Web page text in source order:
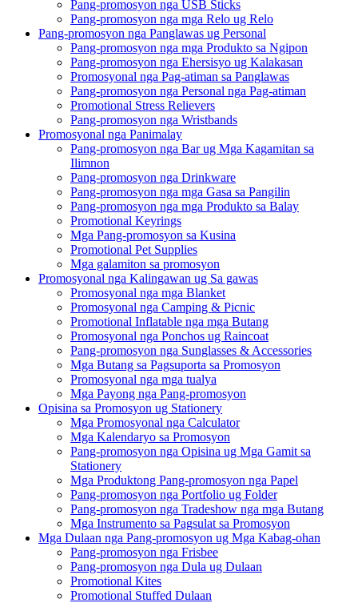
Pang-promosyon nga USB Sticks
Pang-promosyon nga mga Relo ug Relo
Pang-promosyon nga Panglawas ug Personal
Pang-promosyon nga mga Produkto sa Ngipon
Pang-promosyon nga Ehersisyo ug Kalakasan
Promosyonal nga Pag-atiman sa Panglawas
Pang-promosyon nga Personal nga Pag-atiman
Promotional Stress Relievers
Pang-promosyon nga Wristbands
Promosyonal nga Panimalay
Pang-promosyon nga Bar ug Mga Kagamitan sa
Ilimnon
Pang-promosyon nga Drinkware
Pang-promosyon nga mga Gasa sa Pangilin
Pang-promosyon nga mga Produkto sa Balay
Promotional Keyrings
Mga Pang-promosyon sa Kusina
Promotional Pet Supplies
Mga galamiton sa promosyon
Promosyonal nga Kalingawan ug Sa gawas
Promosyonal nga mga Blanket
Promosyonal nga Camping & Picnic
Promotional Inflatable nga mga Butang
Promosyonal nga Ponchos ug Raincoat
Pang-promosyon nga Sunglasses & Accessories
Mga Butang sa Pagsuporta sa Promosyon
Promosyonal nga mga tualya
Mga Payong nga Pang-promosyon
Opisina sa Promosyon ug Stationery
Mga Promosyonal nga Calculator
Mga Kalendaryo sa Promosyon
Pang-promosyon nga Opisina ug Mga Gamit sa
Stationery
Mga Produktong Pang-promosyon nga Papel
Pang-promosyon nga Portfolio ug Folder
Pang-promosyon nga Tradeshow nga mga Butang
Mga Instrumento sa Pagsulat sa Promosyon
Mga Dulaan nga Pang-promosyon ug Mga Kabag-ohan
Pang-promosyon nga Frisbee
Pang-promosyon nga Dula ug Dulaan
Promotional Kites
Promotional Stuffed Dulaan